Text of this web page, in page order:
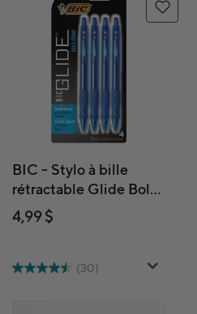
BIC - Stylo à bille
rétractable Glide Bold
- 1,6 mm - Bleu -
Paquet de 4
4,99 $
(30)